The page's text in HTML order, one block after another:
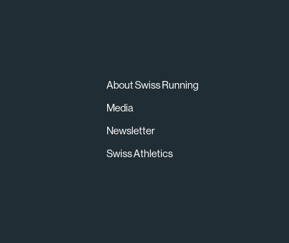
About Swiss Running
Media
Newsletter
Swiss Athletics